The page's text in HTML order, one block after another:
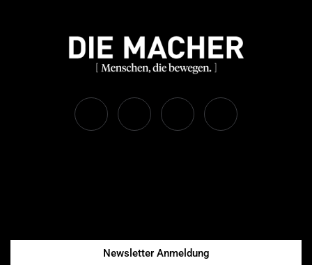
Newsletter Anmeldung